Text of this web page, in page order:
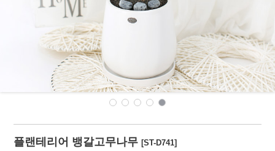
플랜테리어 뱅갈고무나무[ST-D741]